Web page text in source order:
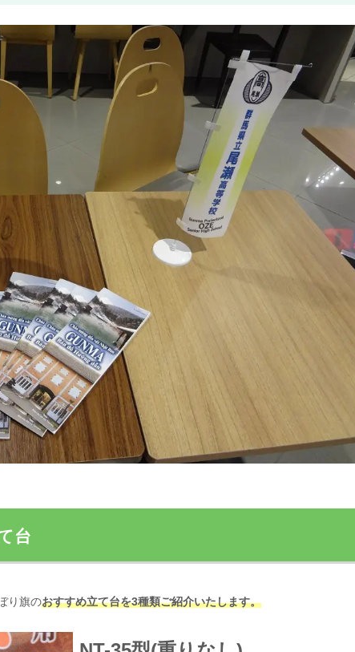
台
り旗のおすすめ立て台を3種類ご紹介いたします。